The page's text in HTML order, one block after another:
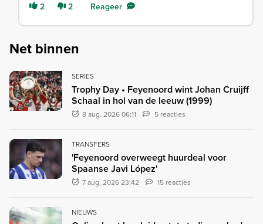
2 2 Reageer
Net binnen
SERIES
Trophy Day • Feyenoord wint Johan Cruijff
Schaal in hol van de leeuw (1999)
8 aug. 2026 06:11 5 reacties
TRANSFERS
'Feyenoord overweegt huurdeal voor
Spaanse Javi López'
7 aug. 2026 23:42 15 reacties
NIEUWS